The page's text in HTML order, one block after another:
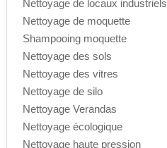
Nettoyage de locaux industriels
Nettoyage de moquette
Shampooing moquette
Nettoyage des sols
Nettoyage des vitres
Nettoyage de silo
Nettoyage Verandas
Nettoyage écologique
Nettoyage haute pression